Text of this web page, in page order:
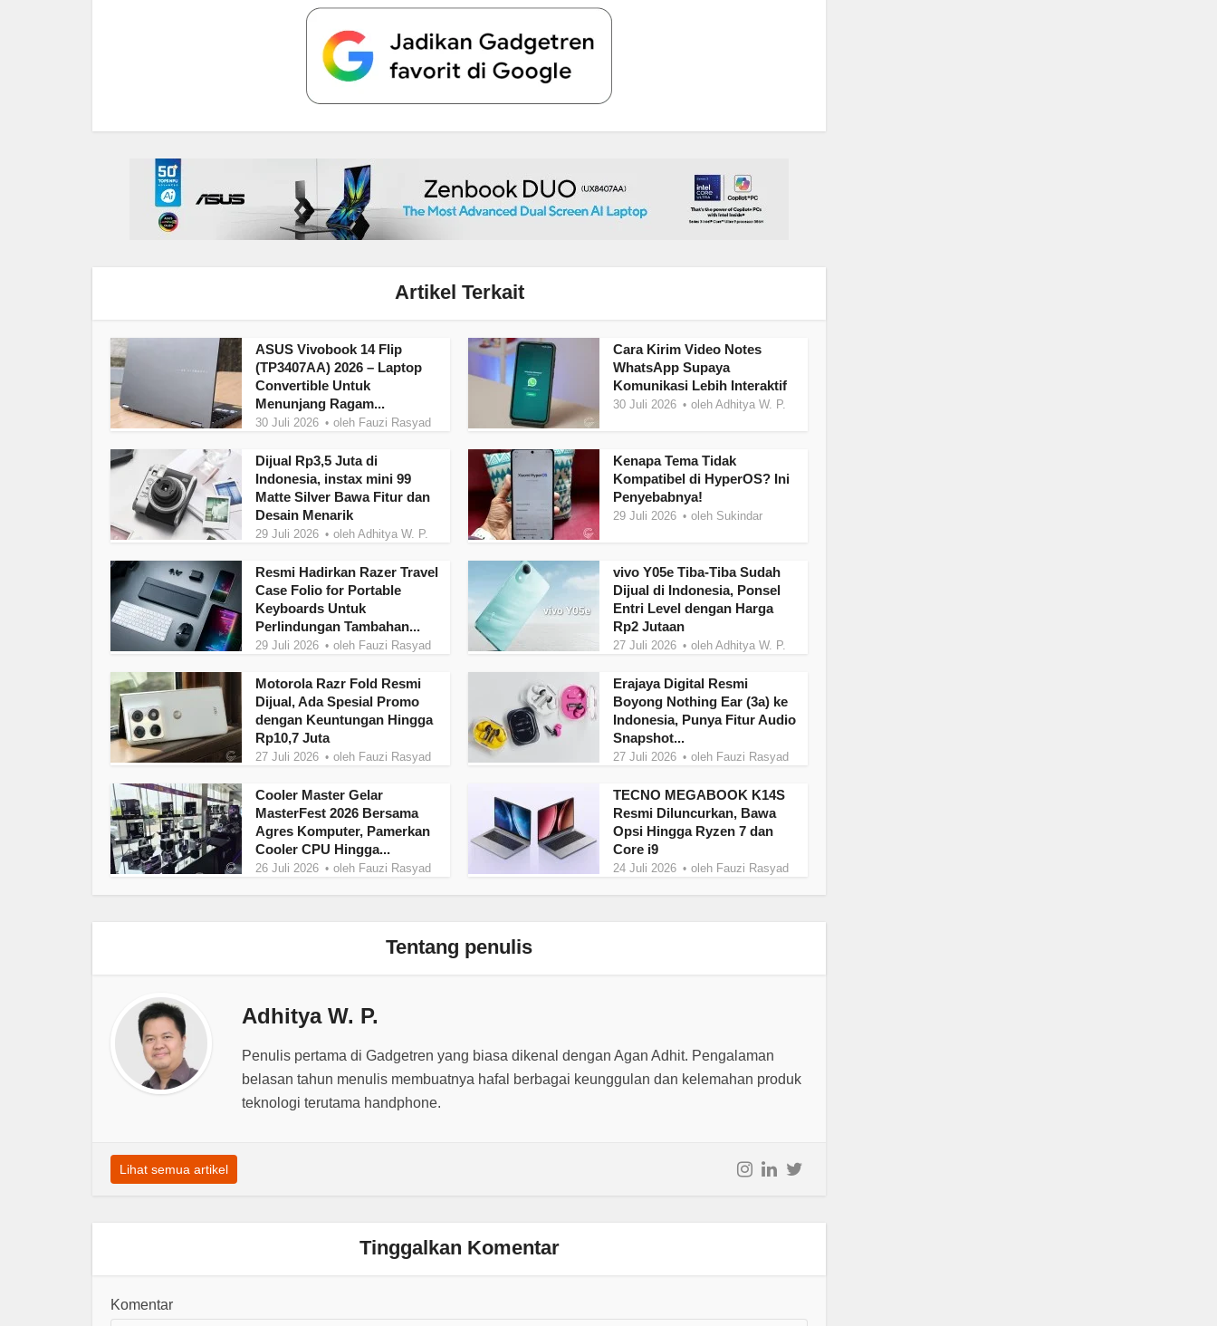
Artikel Terkait
ASUS Vivobook 14 Flip
(TP3407AA) 2026 – Laptop
Convertible Untuk
Menunjang Ragam...
30 Juli 2026 oleh Fauzi Rasyad
Cara Kirim Video Notes
WhatsApp Supaya
Komunikasi Lebih Interaktif
30 Juli 2026 oleh Adhitya W. P.
Dijual Rp3,5 Juta di
Indonesia, instax mini 99
Matte Silver Bawa Fitur dan
Desain Menarik
29 Juli 2026 oleh Adhitya W. P.
Kenapa Tema Tidak
Kompatibel di HyperOS? Ini
Penyebabnya!
29 Juli 2026 oleh Sukindar
Resmi Hadirkan Razer Travel
Case Folio for Portable
Keyboards Untuk
Perlindungan Tambahan...
29 Juli 2026 oleh Fauzi Rasyad
vivo Y05e Tiba-Tiba Sudah
Dijual di Indonesia, Ponsel
Entri Level dengan Harga
Rp2 Jutaan
27 Juli 2026 oleh Adhitya W. P.
Motorola Razr Fold Resmi
Dijual, Ada Spesial Promo
dengan Keuntungan Hingga
Rp10,7 Juta
27 Juli 2026 oleh Fauzi Rasyad
Erajaya Digital Resmi
Boyong Nothing Ear (3a) ke
Indonesia, Punya Fitur Audio
Snapshot...
27 Juli 2026 oleh Fauzi Rasyad
Cooler Master Gelar
MasterFest 2026 Bersama
Agres Komputer, Pamerkan
Cooler CPU Hingga...
26 Juli 2026 oleh Fauzi Rasyad
TECNO MEGABOOK K14S
Resmi Diluncurkan, Bawa
Opsi Hingga Ryzen 7 dan
Core i9
24 Juli 2026 oleh Fauzi Rasyad
Tentang penulis
Adhitya W. P.
Penulis pertama di Gadgetren yang biasa dikenal dengan Agan Adhit. Pengalaman
belasan tahun menulis membuatnya hafal berbagai keunggulan dan kelemahan produk
teknologi terutama handphone.
Lihat semua artikel
Tinggalkan Komentar
Komentar